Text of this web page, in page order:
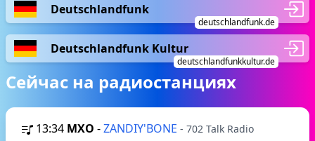
Deutschlandfunk
deutschlandfunk.de
Deutschlandfunk Kultur
deutschlandfunkkultur.de
Сейчас на радиостанциях
13:34 MXO -ZANDIY'BONE - 702 Talk Radio